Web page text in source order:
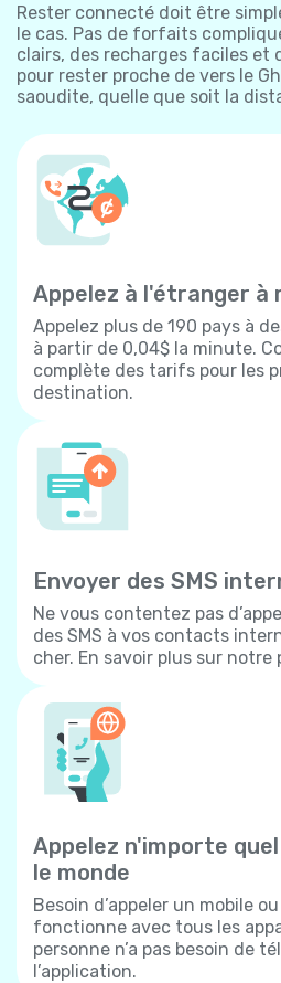
Rester connecté doit être
le cas. Pas de forfaits
clairs, des recharges faciles et
pour rester proche de vers le
saoudite, quelle que soit la
Appelez à l'étranger à
Appelez plus de 190 pays à
à partir de 0,04$ la minute.
complète des tarifs pour les
destination.
Envoyer des SMS
Ne vous contentez pas
des SMS à vos contacts
cher. En savoir plus sur notre
Appelez n'importe
le monde
Besoin d’appeler un mobile
fonctionne avec tous les
personne n’a pas besoin de
l’application.